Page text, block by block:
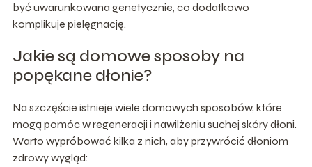
być uwarunkowana genetycznie, co dodatkowo
komplikuje pielęgnację.
Jakie są domowe sposoby na
popękane dłonie?
Na szczęście istnieje wiele domowych sposobów, które
mogą pomóc w regeneracji i nawilżeniu suchej skóry dłoni.
Warto wypróbować kilka z nich, aby przywrócić dłoniom
zdrowy wygląd: